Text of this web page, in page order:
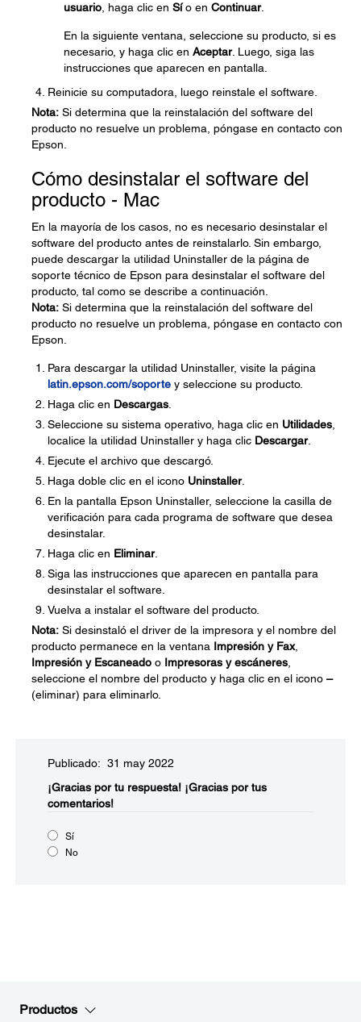
usuario , haga clic en Sío en Continuar.
En la siguiente ventana, seleccione su producto, si es
necesario, y haga clic en Aceptar. Luego, siga las
instrucciones que aparecen en pantalla.
Reinicie su computadora, luego reinstale el software.
Nota: Si determina que la reinstalación del software del
producto no resuelve un problema, póngase en contacto con
Epson.
Cómo desinstalar el software del
producto - Mac
En la mayoría de los casos, no es necesario desinstalar el
software del producto antes de reinstalarlo. Sin embargo,
puede descargar la utilidad Uninstaller de la página de
soporte técnico de Epson para desinstalar el software del
producto, tal como se describe a continuación.
Nota: Si determina que la reinstalación del software del
producto no resuelve un problema, póngase en contacto con
Epson.
Para descargar la utilidad Uninstaller, visite la página
latin.epson.com/soporte y seleccione su producto.
Haga clic en Descargas
Seleccione su sistema operativo, haga clic en Utilidades
localice la utilidad Uninstaller y haga clic Descargar.
Ejecute el archivo que descargó.
Haga doble clic en el icono Uninstaller.
En la pantalla Epson Uninstaller, seleccione la casilla de
verificación para cada programa de software que desea
desinstalar.
Haga clic en Eliminar.
Siga las instrucciones que aparecen en pantalla para
desinstalar el software.
Vuelva a instalar el software del producto.
Nota: Si desinstaló el driver de la impresora y el nombre del
producto permanece en la ventana Impresión y Fax,
Impresión y Escaneado o Impresoras y escáneres
seleccione el nombre del producto y haga clic en el icono –
(eliminar) para eliminarlo.
Publicado: 31 may 2022
¡Gracias por tu respuesta! ¡Gracias por tus
comentarios!
Sí
No
Productos